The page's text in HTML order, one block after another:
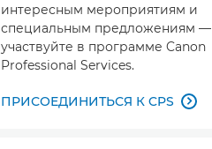
интересным мероприятиям и
специальным предложениям —
участвуйте в программе Canon
Professional Services.
ПРИСОЕДИНИТЬСЯ К CPS 